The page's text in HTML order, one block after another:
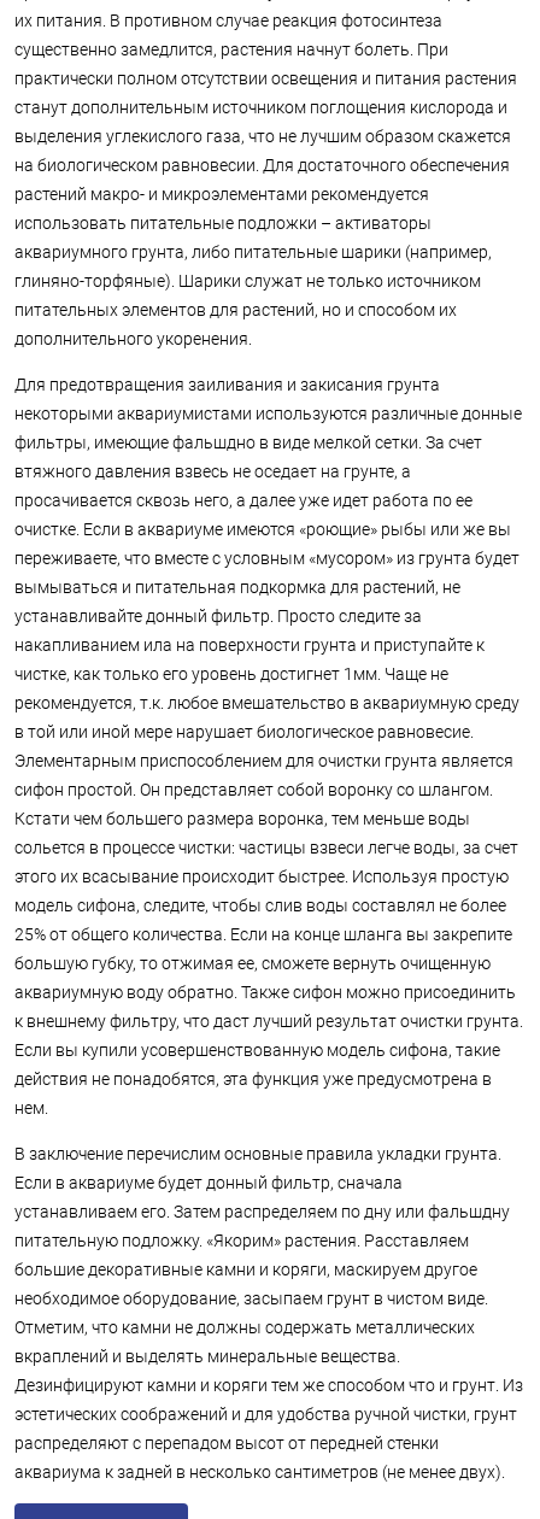
их питания. В противном случае реакция фотосинтеза
существенно замедлится, растения начнут болеть. При
практически полном отсутствии освещения и питания растения
станут дополнительным источником поглощения кислорода и
выделения углекислого газа, что не лучшим образом скажется
на биологическом равновесии. Для достаточного обеспечения
растений макро- и микроэлементами рекомендуется
использовать питательные подложки – активаторы
аквариумного грунта, либо питательные шарики (например,
глиняно-торфяные). Шарики служат не только источником
питательных элементов для растений, но и способом их
дополнительного укоренения.
Для предотвращения заиливания и закисания грунта
некоторыми аквариумистами используются различные донные
фильтры, имеющие фальшдно в виде мелкой сетки. За счет
втяжного давления взвесь не оседает на грунте, а
просачивается сквозь него, а далее уже идет работа по ее
очистке. Если в аквариуме имеются «роющие» рыбы или же вы
переживаете, что вместе с условным «мусором» из грунта будет
вымываться и питательная подкормка для растений, не
устанавливайте донный фильтр. Просто следите за
накапливанием ила на поверхности грунта и приступайте к
чистке, как только его уровень достигнет 1мм. Чаще не
рекомендуется, т.к. любое вмешательство в аквариумную среду
в той или иной мере нарушает биологическое равновесие.
Элементарным приспособлением для очистки грунта является
сифон простой. Он представляет собой воронку со шлангом.
Кстати чем большего размера воронка, тем меньше воды
сольется в процессе чистки: частицы взвеси легче воды, за счет
этого их всасывание происходит быстрее. Используя простую
модель сифона, следите, чтобы слив воды составлял не более
25% от общего количества. Если на конце шланга вы закрепите
большую губку, то отжимая ее, сможете вернуть очищенную
аквариумную воду обратно. Также сифон можно присоединить
к внешнему фильтру, что даст лучший результат очистки грунта.
Если вы купили усовершенствованную модель сифона, такие
действия не понадобятся, эта функция уже предусмотрена в
нем.
В заключение перечислим основные правила укладки грунта.
Если в аквариуме будет донный фильтр, сначала
устанавливаем его. Затем распределяем по дну или фальшдну
питательную подложку. «Якорим» растения. Расставляем
большие декоративные камни и коряги, маскируем другое
необходимое оборудование, засыпаем грунт в чистом виде.
Отметим, что камни не должны содержать металлических
вкраплений и выделять минеральные вещества.
Дезинфицируют камни и коряги тем же способом что и грунт. Из
эстетических соображений и для удобства ручной чистки, грунт
распределяют с перепадом высот от передней стенки
аквариума к задней в несколько сантиметров (не менее двух).